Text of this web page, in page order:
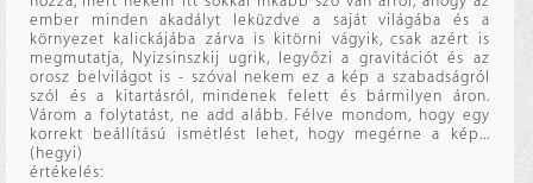
ember minden akadályt leküzdve a saját világába és a
környezet kalickájába zárva is kitörni vágyik, csak azért is
megmutatja, Nyizsinszkij ugrik, legyőzi a gravitációt és az
orosz belvilágot is - szóval nekem ez a kép a szabadságról
szól és a kitartásról, mindenek felett és bármilyen áron.
Várom a folytatást, ne add alább. Félve mondom, hogy egy
korrekt beállítású ismétlést lehet, hogy megérne a kép...
(hegyi)
értékelés: